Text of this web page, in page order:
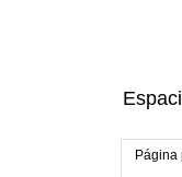
Página